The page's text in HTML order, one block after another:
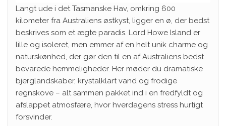
Langt ude i det Tasmanske Hav, omkring 600
kilometer fra Australiens østkyst, ligger en ø, der bedst
beskrives som et ægte paradis. Lord Howe Island er
lille og isoleret, men emmer af en helt unik charme og
naturskønhed, der gør den til en af Australiens bedst
bevarede hemmeligheder. Her møder du dramatiske
bjerglandskaber, krystalklart vand og frodige
regnskove – alt sammen pakket ind i en fredfyldt og
afslappet atmosfære, hvor hverdagens stress hurtigt
forsvinder.